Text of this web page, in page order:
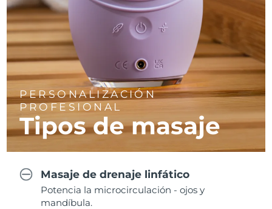
PERSONALIZACIÓN
PROFESIONAL
Tipos de masaje
Masaje de drenaje linfático
Potencia la microcirculación - ojos y
mandíbula.